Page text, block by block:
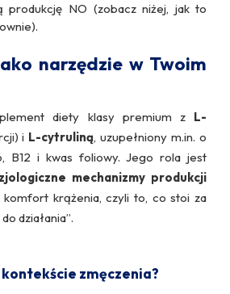
produkcję NO (zobacz niżej, jak to
narzędzie w Twoim
diety klasy premium z L-
i L-cytruliną, uzupełniony m.in. o
B12 i kwas foliowy. Jego rola jest
mechanizmy produkcji
komfort krążenia, czyli to, co stoi za
działania”.
zmęczenia?